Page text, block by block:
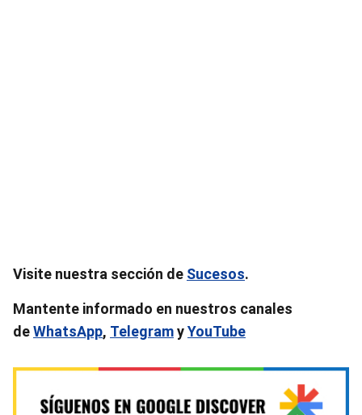
Visite nuestra sección de Sucesos.
Mantente informado en nuestros canales
deWhatsApp, TelegramyYouTube